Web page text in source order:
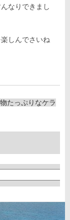
なりできまし
しんでさいね
たっぷりなケラ